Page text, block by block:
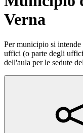
Verna
Per municipio si intende
uffici (o parte degli
dell'aula per le sedute